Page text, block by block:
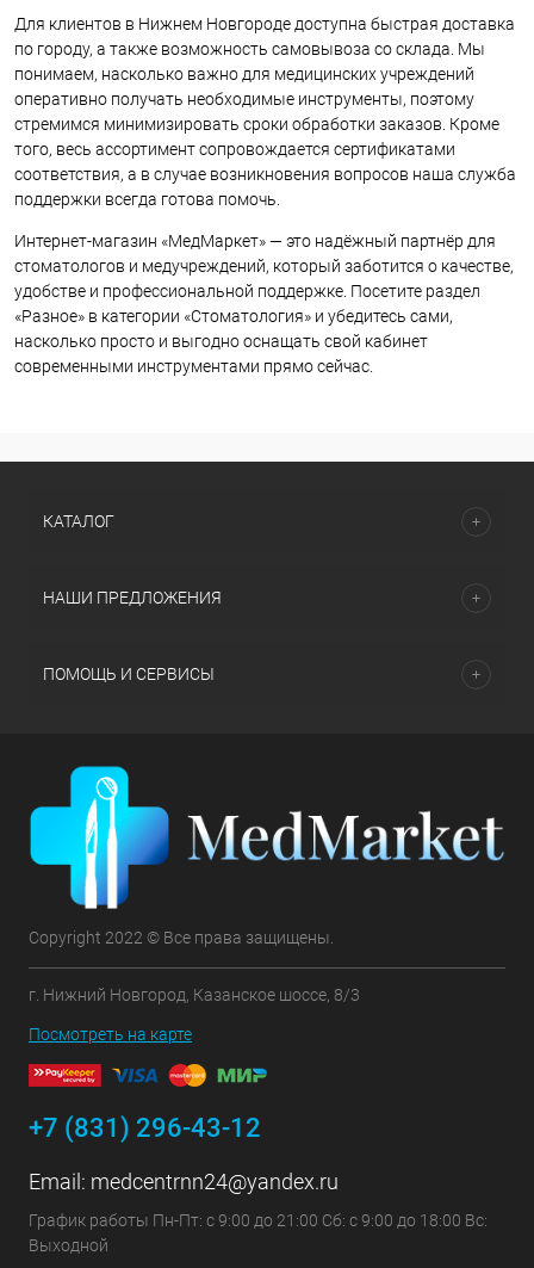
Для клиентов в Нижнем Новгороде доступна быстрая доставка
по городу, а также возможность самовывоза со склада. Мы
понимаем, насколько важно для медицинских учреждений
оперативно получать необходимые инструменты, поэтому
стремимся минимизировать сроки обработки заказов. Кроме
того, весь ассортимент сопровождается сертификатами
соответствия, а в случае возникновения вопросов наша служба
поддержки всегда готова помочь.
Интернет-магазин «МедМаркет» — это надёжный партнёр для
стоматологов и медучреждений, который заботится о качестве,
удобстве и профессиональной поддержке. Посетите раздел
«Разное» в категории «Стоматология» и убедитесь сами,
насколько просто и выгодно оснащать свой кабинет
современными инструментами прямо сейчас.
КАТАЛОГ
НАШИ ПРЕДЛОЖЕНИЯ
ПОМОЩЬ И СЕРВИСЫ
Copyright 2022 © Все права защищены.
г. Нижний Новгород, Казанское шоссе, 8/3
Посмотреть на карте
+7 (831) 296-43-12
Email: medcentrnn24@yandex.ru
График работы Пн-Пт: с 9:00 до 21:00 Сб: с 9:00 до 18:00 Вс:
Выходной